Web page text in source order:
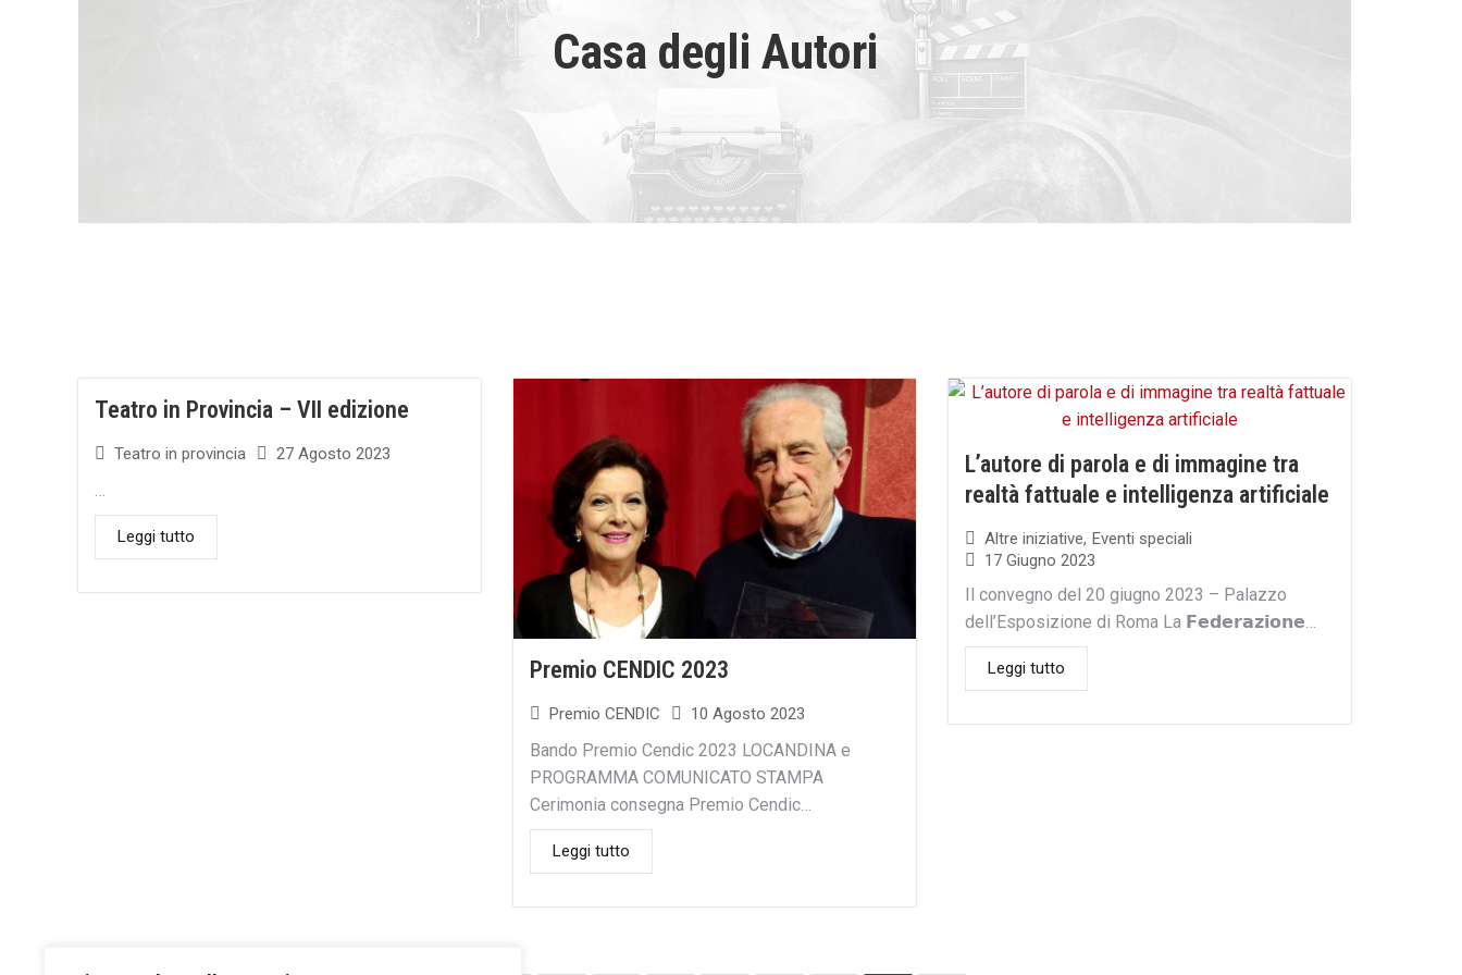
Casa degli Autori
Teatro in Provincia – VII edizione
Teatro in provincia 27 Agosto 2023
…
Leggi tutto
Premio CENDIC 2023
Premio CENDIC 10 Agosto 2023
Bando Premio Cendic 2023 LOCANDINA e
PROGRAMMA COMUNICATO STAMPA
Cerimonia consegna Premio Cendic…
Leggi tutto
L’autore di parola e di immagine tra
realtà fattuale e intelligenza artificiale
Altre iniziative, Eventi speciali
17 Giugno 2023
Il convegno del 20 giugno 2023 – Palazzo
dell’Esposizione di Roma La 𝗙𝗲𝗱𝗲𝗿𝗮𝘇𝗶𝗼𝗻𝗲…
Leggi tutto